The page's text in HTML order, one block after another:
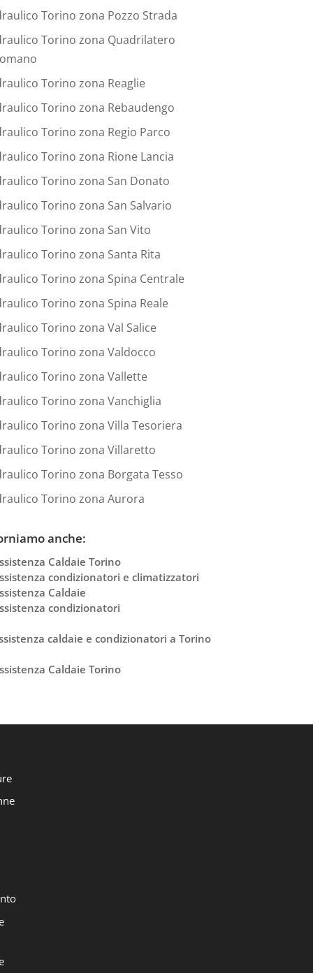
Torino zona Pozzo Strada
Torino zona Quadrilatero
Torino zona Reaglie
Torino zona Rebaudengo
Torino zona Regio Parco
Torino zona Rione Lancia
Torino zona San Donato
Torino zona San Salvario
Torino zona San Vito
Torino zona Santa Rita
Torino zona Spina Centrale
Torino zona Spina Reale
Torino zona Val Salice
Torino zona Valdocco
Torino zona Vallette
Torino zona Vanchiglia
Torino zona Villa Tesoriera
Torino zona Villaretto
Torino zona Borgata Tesso
Torino zona Aurora
anche:
Caldaie Torino
condizionatori e climatizzatori
Caldaie
condizionatori
caldaie e condizionatori a Torino
Caldaie Torino